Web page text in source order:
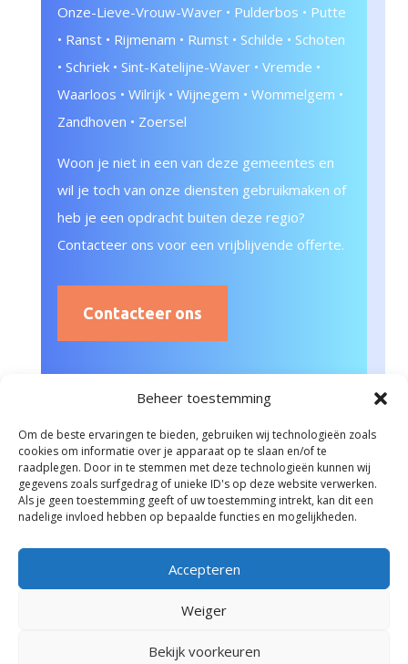
Beheer toestemming
Om de beste ervaringen te bieden, gebruiken wij technologieën zoals
cookies om informatie over je apparaat op te slaan en/of te
raadplegen. Door in te stemmen met deze technologieën kunnen wij
gegevens zoals surfgedrag of unieke ID's op deze website verwerken.
Als je geen toestemming geeft of uw toestemming intrekt, kan dit een
nadelige invloed hebben op bepaalde functies en mogelijkheden.
Accepteren
Weiger
Bekijk voorkeuren
Onze-Lieve-Vrouw-Waver • Pulderbos • Putte
• Ranst • Rijmenam • Rumst • Schilde • Schoten
• Schriek • Sint-Katelijne-Waver • Vremde •
Waarloos • Wilrijk • Wijnegem • Wommelgem •
Zandhoven • Zoersel
Woon je niet in een van deze gemeentes en
wil je toch van onze diensten gebruikmaken of
heb je een opdracht buiten deze regio?
Contacteer ons voor een vrijblijvende offerte.
Contacteer ons